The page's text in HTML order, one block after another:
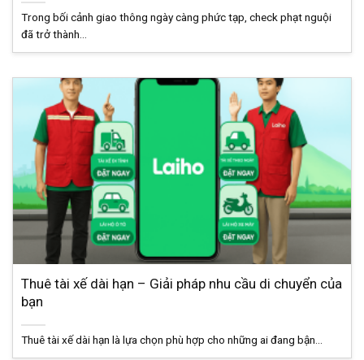
Trong bối cảnh giao thông ngày càng phức tạp, check phạt nguội
đã trở thành...
Thuê tài xế dài hạn – Giải pháp nhu cầu di chuyển của
bạn
Thuê tài xế dài hạn là lựa chọn phù hợp cho những ai đang bận...